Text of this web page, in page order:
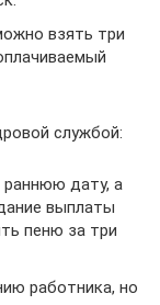
взять три
службой:
раннюю дату, а
выплаты
пеню за три
работника, но